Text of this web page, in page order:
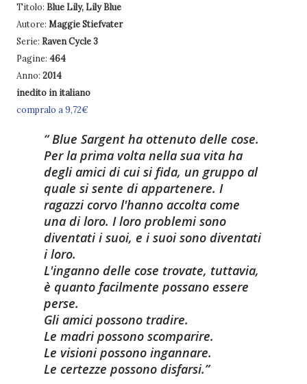
Titolo: Blue Lily, Lily Blue
Autore: Maggie Stiefvater
Serie: Raven Cycle 3
Pagine: 464
Anno: 2014
inedito in italiano
compralo a 9,72€
Blue Sargent ha ottenuto delle cose.
Per la prima volta nella sua vita ha
degli amici di cui si fida, un gruppo al
quale si sente di appartenere. I
ragazzi corvo l'hanno accolta come
una di loro. I loro problemi sono
diventati i suoi, e i suoi sono diventati
i loro.
L'inganno delle cose trovate, tuttavia,
è quanto facilmente possano essere
perse.
Gli amici possono tradire.
Le madri possono scomparire.
Le visioni possono ingannare.
Le certezze possono disfarsi.